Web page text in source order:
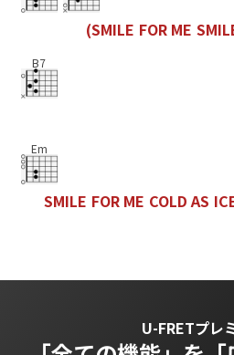
(SMILE FOR ME SMIL
B7
Em
SMILE FOR ME COLD AS IC
U-FRETプレ